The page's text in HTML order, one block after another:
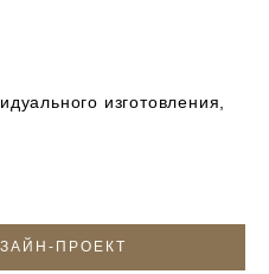
изготовления,
ПРОЕКТ